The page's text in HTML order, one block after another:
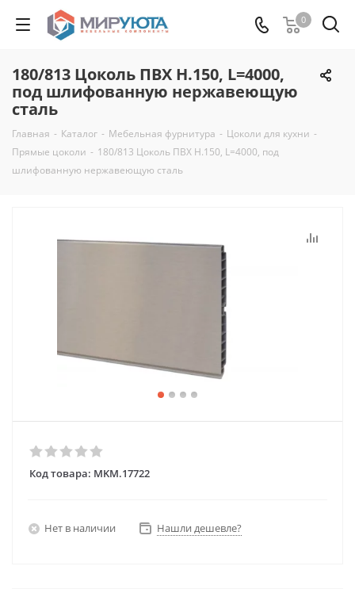
0
180/813 Цоколь ПВХ Н.150, L=4000,
под шлифованную нержавеющую
сталь
Главная - Каталог - Мебельная фурнитура - Цоколи для кухни -
Прямые цоколи - 180/813 Цоколь ПВХ Н.150, L=4000, под
шлифованную нержавеющую сталь
Код товара: MKM.17722
Нет в наличии Нашли дешевле?